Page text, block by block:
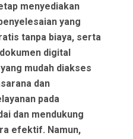
menyediakan
yang
tanpa biaya, serta
digital
mudah diakses
dan
pada
dan mendukung
efektif. Namun,